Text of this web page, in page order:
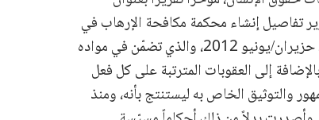
تفاصيل إنشاء محكمة مكافحة الإرهاب في
إلى العقوبات المترتبة على كل فعل
والتوثيق الخاص به ليستنتج بأنه، ومنذ